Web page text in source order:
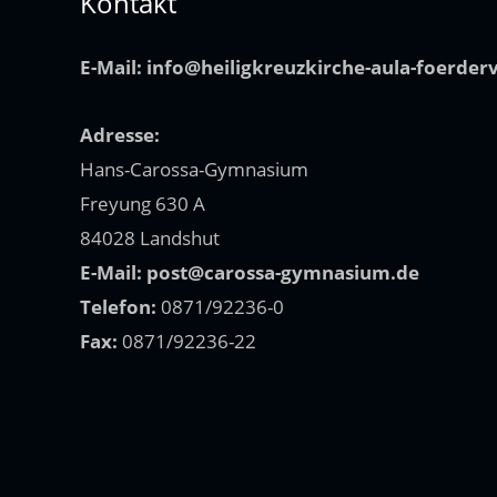
E-Mail: info@heiligkreuzkirche-aula-
Adresse:
Hans-Carossa-Gymnasium
Freyung 630 A
84028 Landshut
E-Mail: post@carossa-gymnasium.de
Telefon: 0871/92236-0
Fax: 0871/92236-22